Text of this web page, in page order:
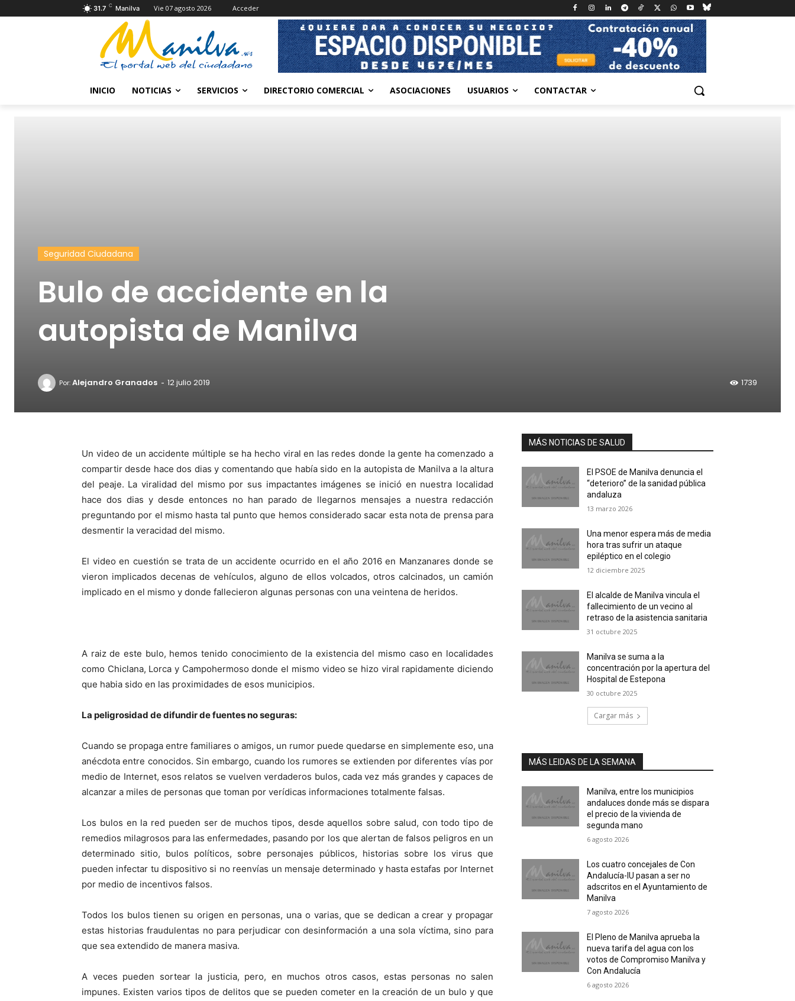
31.7 C Manilva Vie 07 agosto 2026 Acceder
INICIO NOTICIAS SERVICIOS DIRECTORIO COMERCIAL ASOCIACIONES USUARIOS CONTACTAR
Seguridad Ciudadana
Bulo de accidente en la
autopista de Manilva
Por:Alejandro Granados - 12 julio 2019 1739
Un video de un accidente múltiple se ha hecho viral en las redes donde la gente ha comenzado a
compartir desde hace dos dias y comentando que había sido en la autopista de Manilva a la altura
del peaje. La viralidad del mismo por sus impactantes imágenes se inició en nuestra localidad
hace dos dias y desde entonces no han parado de llegarnos mensajes a nuestra redacción
preguntando por el mismo hasta tal punto que hemos considerado sacar esta nota de prensa para
desmentir la veracidad del mismo.
El video en cuestión se trata de un accidente ocurrido en el año 2016 en Manzanares donde se
vieron implicados decenas de vehículos, alguno de ellos volcados, otros calcinados, un camión
implicado en el mismo y donde fallecieron algunas personas con una veintena de heridos.
A raiz de este bulo, hemos tenido conocimiento de la existencia del mismo caso en localidades
como Chiclana, Lorca y Campohermoso donde el mismo video se hizo viral rapidamente diciendo
que habia sido en las proximidades de esos municipios.
La peligrosidad de difundir de fuentes no seguras:
Cuando se propaga entre familiares o amigos, un rumor puede quedarse en simplemente eso, una
anécdota entre conocidos. Sin embargo, cuando los rumores se extienden por diferentes vías por
medio de Internet, esos relatos se vuelven verdaderos bulos, cada vez más grandes y capaces de
alcanzar a miles de personas que toman por verídicas informaciones totalmente falsas.
Los bulos en la red pueden ser de muchos tipos, desde aquellos sobre salud, con todo tipo de
remedios milagrosos para las enfermedades, pasando por los que alertan de falsos peligros en un
determinado sitio, bulos políticos, sobre personajes públicos, historias sobre los virus que
pueden infectar tu dispositivo si no reenvías un mensaje determinado y hasta estafas por Internet
por medio de incentivos falsos.
Todos los bulos tienen su origen en personas, una o varias, que se dedican a crear y propagar
estas historias fraudulentas no para perjudicar con desinformación a una sola víctima, sino para
que sea extendido de manera masiva.
A veces pueden sortear la justicia, pero, en muchos otros casos, estas personas no salen
impunes. Existen varios tipos de delitos que se pueden cometer en la creación de un bulo y que
MÁS NOTICIAS DE SALUD
El PSOE de Manilva denuncia el
“deterioro” de la sanidad pública
andaluza
13 marzo 2026
Una menor espera más de media
hora tras sufrir un ataque
epiléptico en el colegio
12 diciembre 2025
El alcalde de Manilva vincula el
fallecimiento de un vecino al
retraso de la asistencia sanitaria
31 octubre 2025
Manilva se suma a la
concentración por la apertura del
Hospital de Estepona
30 octubre 2025
Cargar más
MÁS LEIDAS DE LA SEMANA
Manilva, entre los municipios
andaluces donde más se dispara
el precio de la vivienda de
segunda mano
6 agosto 2026
Los cuatro concejales de Con
Andalucía-IU pasan a ser no
adscritos en el Ayuntamiento de
Manilva
7 agosto 2026
El Pleno de Manilva aprueba la
nueva tarifa del agua con los
votos de Compromiso Manilva y
Con Andalucía
6 agosto 2026